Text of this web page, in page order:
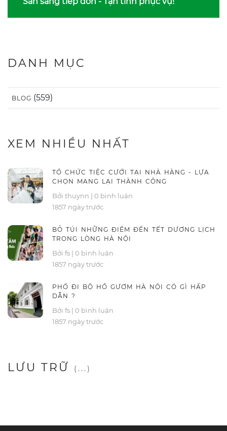
DANH MỤC
BLOG (559)
XEM NHIỀU NHẤT
TỔ CHỨC TIỆC CƯỚI TẠI NHÀ HÀNG - LỰA
CHỌN MANG LẠI THÀNH CÔNG
Bởi thuynn | 0 bình luận
1857 ngày trước
BỎ TÚI NHỮNG ĐIỂM ĐẾN TẾT DƯƠNG LỊCH
TRONG LÒNG HÀ NỘI
Bởi fs | 0 bình luận
1857 ngày trước
PHỐ ĐI BỘ HỒ GƯƠM HÀ NỘI CÓ GÌ HẤP
DẪN ?
Bởi fs | 0 bình luận
1857 ngày trước
LƯU TRỮ (...)